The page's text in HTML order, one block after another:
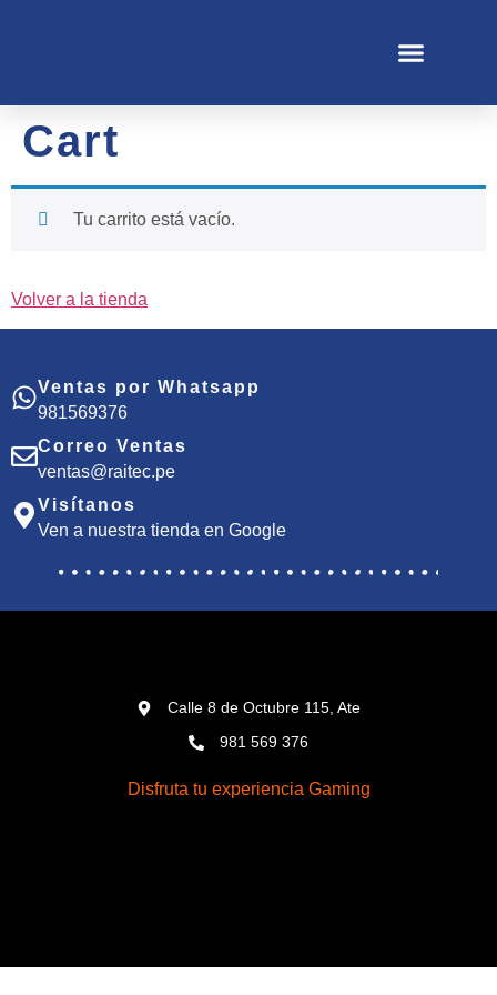
Cart
Tu carrito está vacío.
Volver a la tienda
Ventas por Whatsapp
981569376
Correo Ventas
ventas@raitec.pe
Visítanos
Ven a nuestra tienda en Google
Calle 8 de Octubre 115, Ate
981 569 376
Disfruta tu experiencia Gaming